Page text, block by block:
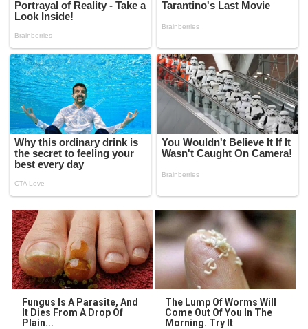
Fungus Is A Parasite, And
It Dies From A Drop Of
Plain...
The Lump Of Worms Will
Come Out Of You In The
Morning. Try It